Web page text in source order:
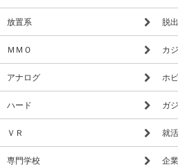
放置系 脱出
ＭＭＯ カ
アナログ ホ
ハード ガ
ＶＲ 就
専門学校 企